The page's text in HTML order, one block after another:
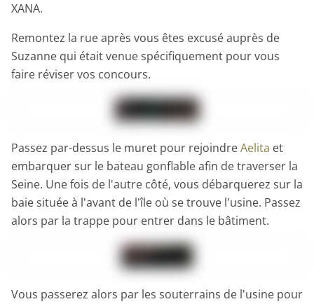
XANA.
Remontez la rue après vous êtes excusé auprès de
Suzanne qui était venue spécifiquement pour vous
faire réviser vos concours.
Passez par-dessus le muret pour rejoindreAelita et
embarquer sur le bateau gonflable afin de traverser la
Seine. Une fois de l'autre côté, vous débarquerez sur la
baie située à l'avant de l'île où se trouve l'usine. Passez
alors par la trappe pour entrer dans le bâtiment.
Vous passerez alors par les souterrains de l'usine pour